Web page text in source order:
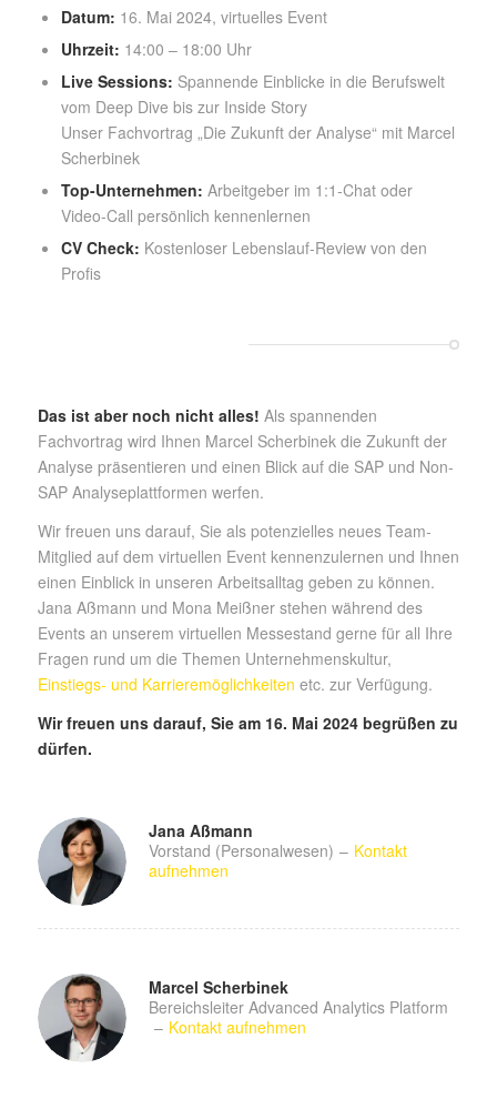
Datum: 16. Mai 2024, virtuelles Event
Uhrzeit: 14:00 – 18:00 Uhr
Live Sessions: Spannende Einblicke in die Berufswelt
vom Deep Dive bis zur Inside Story
Unser Fachvortrag „Die Zukunft der Analyse“ mit Marcel
Scherbinek
Top-Unternehmen: Arbeitgeber im 1:1-Chat oder
Video-Call persönlich kennenlernen
CV Check: Kostenloser Lebenslauf-Review von den
Profis
Das ist aber noch nicht alles! Als spannenden
Fachvortrag wird Ihnen Marcel Scherbinekdie Zukunft der
Analyse präsentieren und einen Blick auf die SAP und Non-
SAP Analyseplattformen werfen.
Wir freuen uns darauf, Sie als potenziellesneues Team-
Mitglied auf dem virtuellen Event kennenzulernen und Ihnen
einen Einblick in unseren Arbeitsalltag geben zu können.
Jana Aßmann und Mona Meißnerstehen während des
Events an unserem virtuellen Messestand gerne für all Ihre
Fragen rund um die Themen Unternehmenskultur,
Einstiegs- und Karrieremöglichkeiten etc. zur Verfügung.
Wir freuen uns darauf, Sie am 16. Mai 2024 begrüßen zu
dürfen.
Jana Aßmann
Vorstand (Personalwesen) – Kontakt
aufnehmen
Marcel Scherbinek
Bereichsleiter Advanced Analytics Platform
– Kontakt aufnehmen